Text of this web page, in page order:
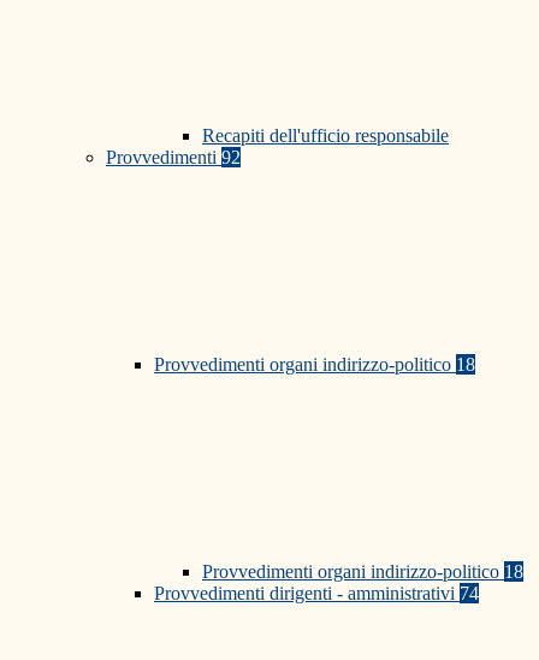
Recapiti dell'ufficio responsabile
Provvedimenti 92
Provvedimenti organi indirizzo-politico 18
Provvedimenti organi indirizzo-politico 18
Provvedimenti dirigenti - amministrativi 74